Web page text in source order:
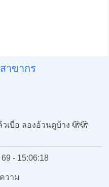
าขากร
เบื่อ ลองอ้วนดูบ้าง 🫣🫣
- 15:06:18
วาม